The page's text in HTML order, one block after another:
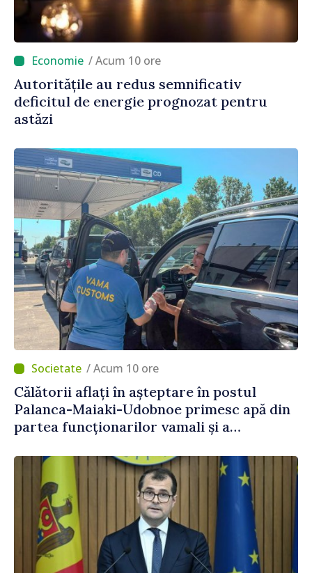
/ Acum 10 ore
Autoritățile au redus semnificativ
deficitul de energie prognozat pentru
astăzi
/ Acum 10 ore
Călătorii aflați în așteptare în postul
Palanca-Maiaki-Udobnoe primesc apă din
partea funcționarilor vamali și a